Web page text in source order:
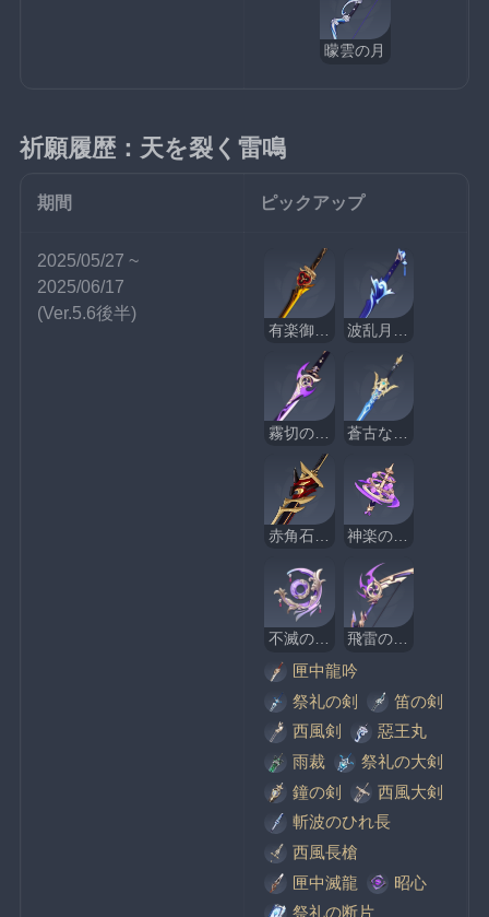
曚雲の月
祈願履歴：天を裂く雷鳴
期間 ピックアップ
2025/05/27 ~
2025/06/17
(Ver.5.6後半)
霧切の廻光
赤角石塵滅砕 神楽の真意
不滅の月華 飛雷の鳴弦
匣中龍吟
祭礼の剣
笛の剣
西風剣
惡王丸
雨裁
祭礼の大剣
鐘の剣
西風大剣
斬波のひれ長
西風長槍
匣中滅龍
昭心
祭礼の断片